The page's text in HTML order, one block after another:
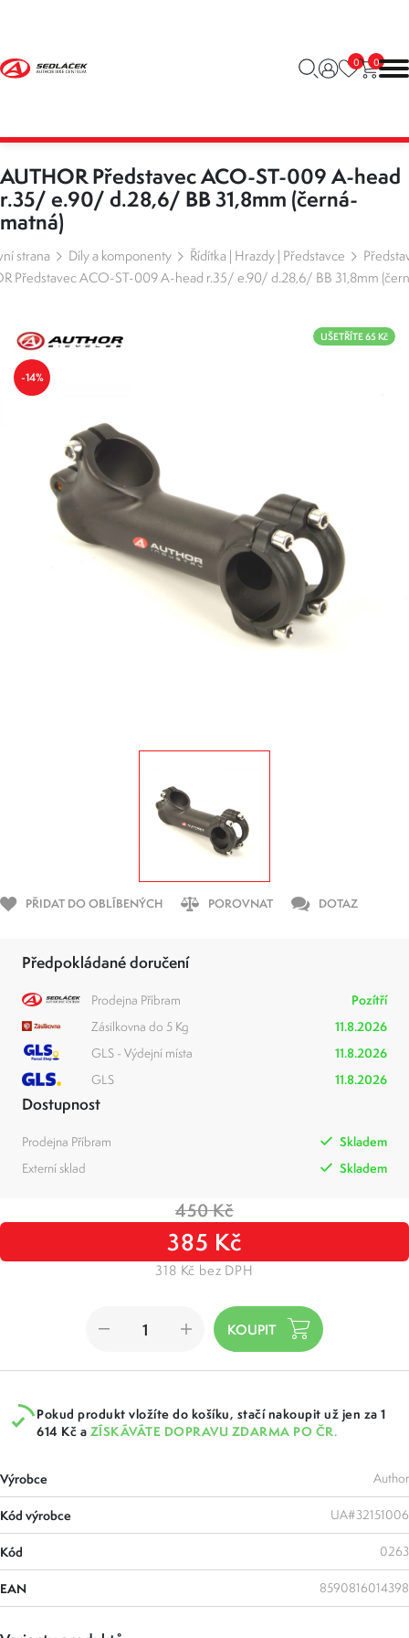
0 0
AUTHOR Představec ACO-ST-009 A-head
r.35/ e.90/ d.28,6/ BB 31,8mm (černá-
matná)
strana Díly a komponenty Řídítka | Hrazdy | Představce
Představec ACO-ST-009 A-head r.35/ e.90/ d.28,6/ BB 31,8mm
-14%
UŠETŘÍTE 65 Kč
PŘIDAT DO OBLÍBENÝCH POROVNAT DOTAZ
Předpokládané doručení
Prodejna Příbram
Pozítří
Zásilkovna do 5 Kg
11.8.2026
GLS - Výdejní místa
11.8.2026
GLS
11.8.2026
Dostupnost
Prodejna Příbram
Skladem
Externí sklad
Skladem
450 Kč
385 Kč
318 Kč bez DPH
Pokud produkt vložíte do košíku, stačí nakoupit už jen za 1
614 Kč a ZÍSKÁVÁTE DOPRAVU ZDARMA PO ČR.
Výrobce Author
Kód výrobce UA#32151006
Kód 0263
EAN 8590816014398